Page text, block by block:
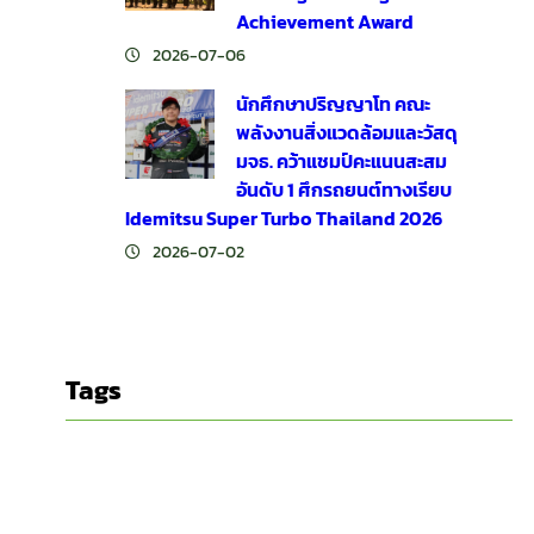
Achievement Award
2026-07-06
นักศึกษาปริญญาโท คณะ
พลังงานสิ่งแวดล้อมและวัสดุ
มจธ. คว้าแชมป์คะแนนสะสม
อันดับ 1 ศึกรถยนต์ทางเรียบ
Idemitsu Super Turbo Thailand 2026
2026-07-02
Tags